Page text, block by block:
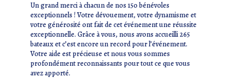
Un grand merci à chacun de nos 150 bénévoles
exceptionnels ! Votre dévouement, votre dynamisme et
votre générosité ont fait de cet événement une réussite
exceptionnelle. Grâce à vous, nous avons accueilli 265
bateaux et c’est encore un record pour l’événement.
Votre aide est précieuse et nous vous sommes
profondément reconnaissants pour tout ce que vous
avez apporté.